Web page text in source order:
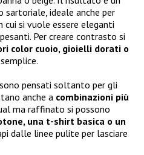
ideale anche per
cui si vuole essere eleganti
Per creare contrasto si
color cuoio, gioielli dorati o
pensati soltanto per gli
anche a combinazioni più
ma raffinato si possono
una t-shirt basica o un
dalle linee pulite per lasciare